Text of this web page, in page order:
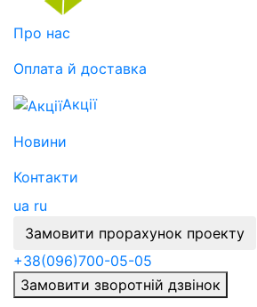
Про нас
Оплата й доставка
Акції
Новини
Контакти
ua ru
Замовити прорахунок проекту
+38(096)700-05-05
Замовити зворотній дзвінок